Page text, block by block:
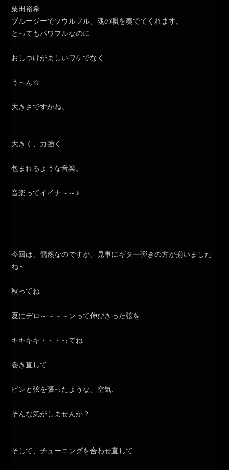
栗田裕希
ブルージーでソウルフル、魂の唄を奏でてくれます。
とってもパワフルなのに
おしつけがましいワケでなく
う～ん☆
大きさですかね。
大きく、力強く
包まれるような音楽。
音楽ってイイナ～～♪
今回は、偶然なのですが、見事にギター弾きの方が揃いました
ね～
秋ってね
夏にデロ～～～～ンって伸びきった弦を
キキキキ・・・ってね
巻き直して
ピンと弦を張ったような、空気、
そんな気がしませんか？
そして、チューニングを合わせ直して